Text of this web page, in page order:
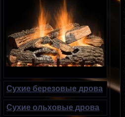
Сухие березовые дрова
Сухие ольховые дрова